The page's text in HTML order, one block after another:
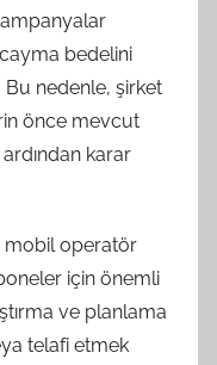
bedelini
nedenle, şirket
önce mevcut
karar
mobil operatör
için önemli
ve planlama
telafi etmek